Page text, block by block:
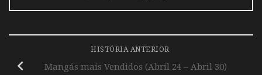
HISTÓRIA ANTERIOR
Mangás mais Vendidos (Abril 24 – Abril 30)